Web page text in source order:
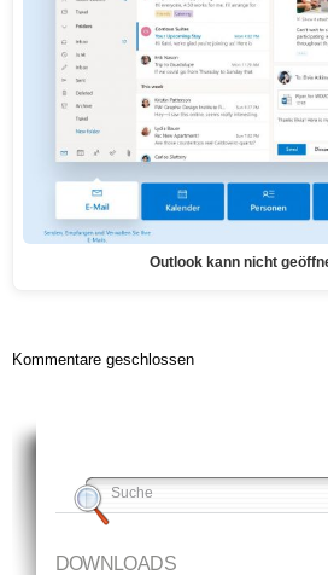
Outlook kann nicht
Kommentare geschlossen
DOWNLOADS